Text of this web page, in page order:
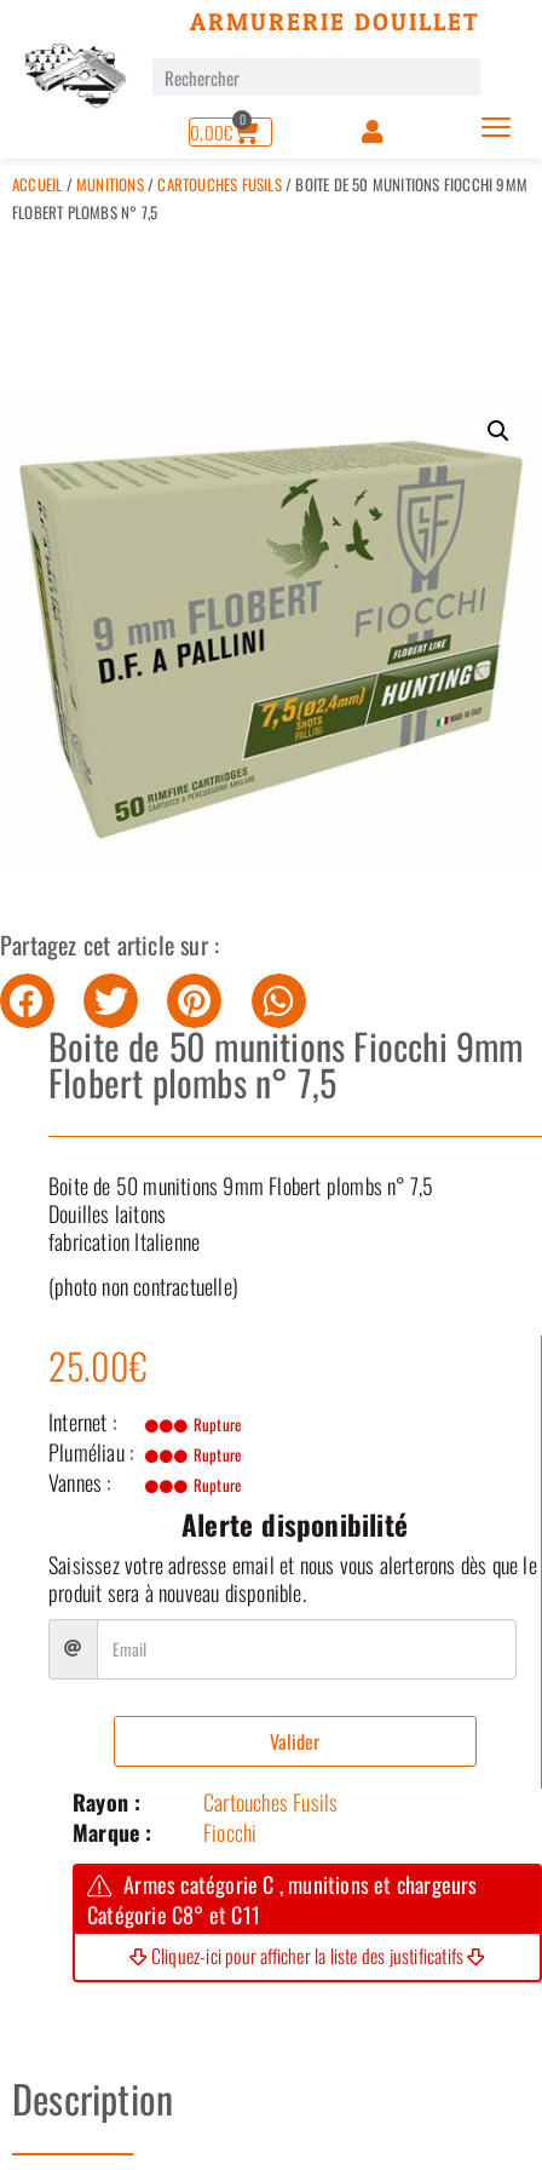
ARMURERIE DOUILLET
0,00€ 0
ACCUEIL /MUNITIONS/CARTOUCHES FUSILS/ BOITE DE 50 MUNITIONS FIOCCHI 9MM
FLOBERT PLOMBS N° 7,5
Partagez cet article sur :
Boite de 50 munitions Fiocchi 9mm
Flobert plombs n° 7,5
Boite de 50 munitions 9mm Flobert plombs n° 7,5
Douilles laitons
fabrication Italienne
(photo non contractuelle)
25.00€
Internet : Rupture
Pluméliau : Rupture
Vannes : Rupture
Alerte disponibilité
Saisissez votre adresse email et nous vous alerterons dès que le
produit sera à nouveau disponible.
Valider
Rayon :
Cartouches Fusils
Marque :
Fiocchi
Armes catégorie C , munitions et chargeurs
Catégorie C8° et C11
Cliquez-ici pour afficher la liste des justificatifs
Description